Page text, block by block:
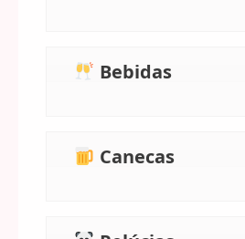
Bebidas
Canecas